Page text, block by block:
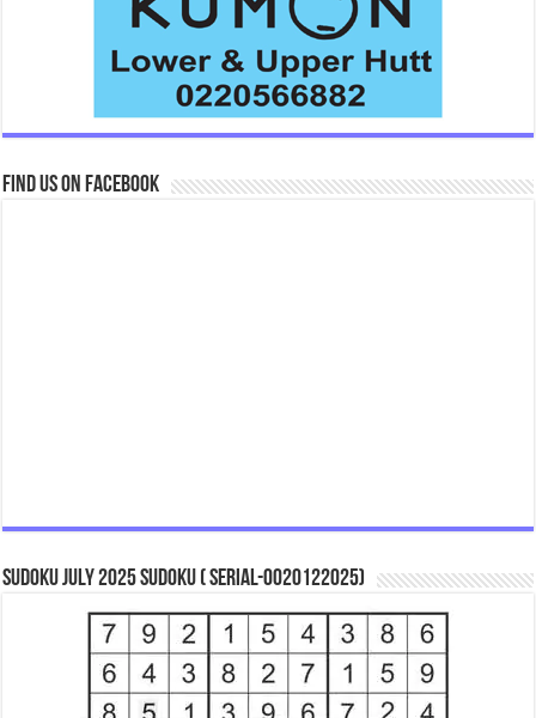
Find us on Facebook
Sudoku July 2025 Sudoku ( Serial-0020122025)